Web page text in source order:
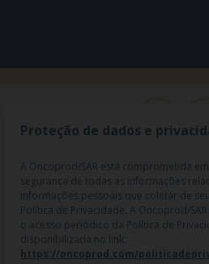
RAZÃO SOCIAL: ONCO PROD DIST. DE
Proteção de dados e
A Oncoprod/SAR está comprometida
segurança de todas as informações
informações pessoais que coletar de
Política de Privacidade. A Oncoprod/
o acesso periódico da Política de
disponibilizada no link:
https://oncoprod.com/